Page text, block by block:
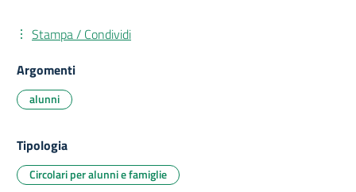
Stampa / Condividi
Argomenti
alunni
Tipologia
Circolari per alunni e famiglie